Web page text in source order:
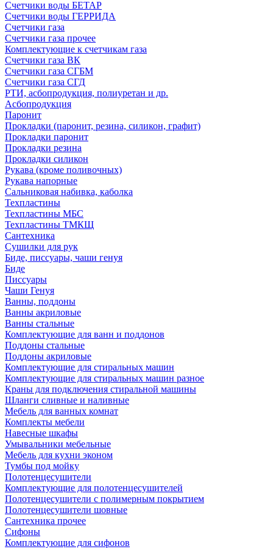
Счетчики воды БЕТАР
Счетчики воды ГЕРРИДА
Счетчики газа
Счетчики газа прочее
Комплектующие к счетчикам газа
Счетчики газа ВК
Счетчики газа СГБМ
Счетчики газа СГД
РТИ, асбопродукция, полиуретан и др.
Асбопродукция
Паронит
Прокладки (паронит, резина, силикон, графит)
Прокладки паронит
Прокладки резина
Прокладки силикон
Рукава (кроме поливочных)
Рукава напорные
Сальниковая набивка, каболка
Техпластины
Техпластины МБС
Техпластины ТМКЩ
Сантехника
Сушилки для рук
Биде, писсуары, чаши генуя
Биде
Писсуары
Чаши Генуя
Ванны, поддоны
Ванны акриловые
Ванны стальные
Комплектующие для ванн и поддонов
Поддоны стальные
Поддоны акриловые
Комплектующие для стиральных машин
Комплектующие для стиральных машин разное
Краны для подключения стиральной машины
Шланги сливные и наливные
Мебель для ванных комнат
Комплекты мебели
Навесные шкафы
Умывальники мебельные
Мебель для кухни эконом
Тумбы под мойку
Полотенцесушители
Комплектующие для полотенцесушителей
Полотенцесушители с полимерным покрытием
Полотенцесушители шовные
Сантехника прочее
Сифоны
Комплектующие для сифонов